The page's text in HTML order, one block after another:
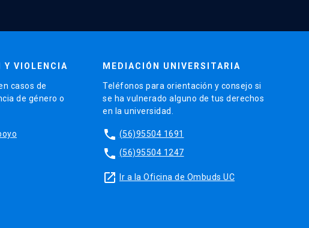
Y VIOLENCIA
casos de
de género o
MEDIACIÓN UNIVERSITARIA
Teléfonos para orientación y consejo si
se ha vulnerado alguno de tus derechos
en la universidad.
phone (56)95504 1691
phone (56)95504 1247
launch Ir a la Oficina de Ombuds UC